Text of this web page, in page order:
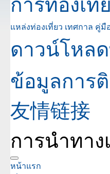
การท่องเ
แหล่งท่องเที่ยว เทศกาล คู่มื
ดาวน์โหล
ข้อมูลการ
友情链接
การนำทาง
หน้าแรก